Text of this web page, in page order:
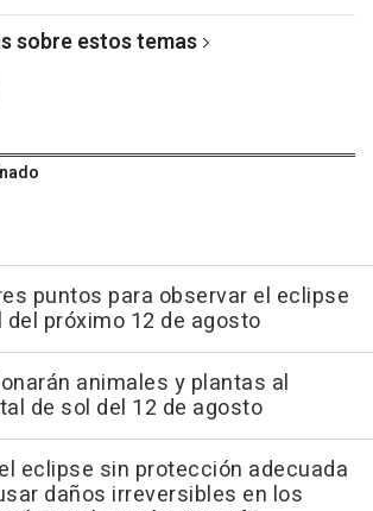
sobre estos temas
puntos para observar el eclipse
próximo 12 de agosto
animales y plantas al
de sol del 12 de agosto
eclipse sin protección adecuada
daños irreversibles en los